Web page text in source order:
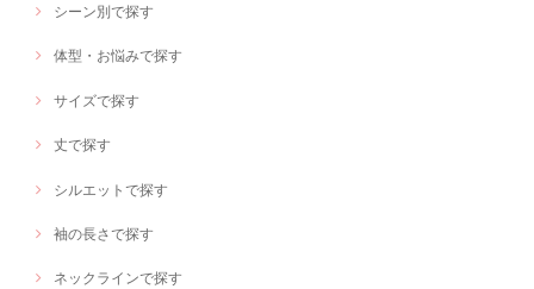
シーン別で探す
体型・お悩みで探す
サイズで探す
丈で探す
シルエットで探す
袖の長さで探す
ネックラインで探す